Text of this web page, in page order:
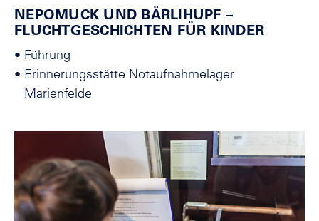
NEPOMUCK UND BÄRLIHUPF –
FLUCHTGESCHICHTEN FÜR KINDER
• Führung
• Erinnerungsstätte Notaufnahmelager
Marienfelde